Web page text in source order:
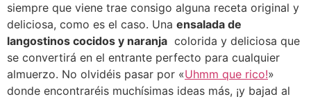
siempre que viene trae consigo alguna receta original y
deliciosa, como es el caso. Una ensalada de
langostinos cocidos y naranja colorida y deliciosa que
se convertirá en el entrante perfecto para cualquier
almuerzo. No olvidéis pasar por «Uhmm que rico!»
donde encontraréis muchísimas ideas más, ¡y bajad al